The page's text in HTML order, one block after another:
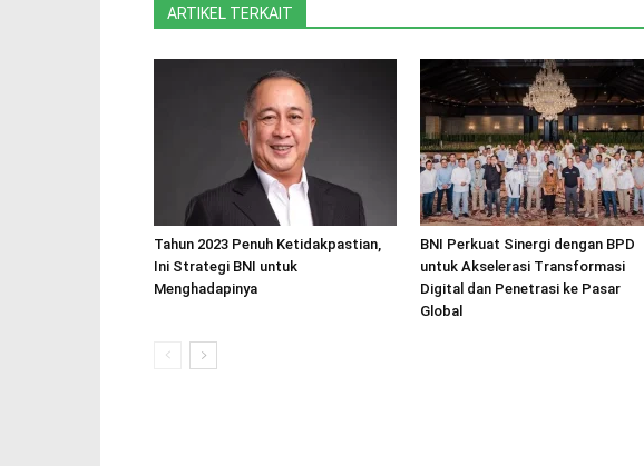
ARTIKEL TERKAIT
Tahun 2023 Penuh Ketidakpastian,
Ini Strategi BNI untuk
Menghadapinya
BNI Perkuat Sinergi dengan BPD
untuk Akselerasi Transformasi
Digital dan Penetrasi ke Pasar
Global